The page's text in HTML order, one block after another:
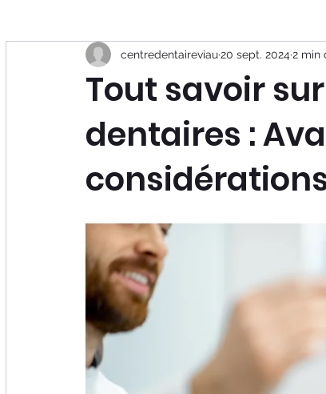
Tout savoir
dentaires :
centredentaireviau20 sept. 2024 2 min